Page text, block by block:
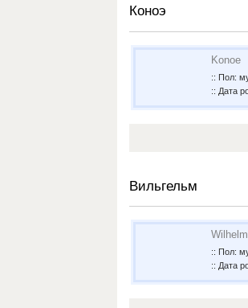
Коноэ
Konoe
:: Пол:
:: Дата
Вильгельм
Wilhelm
:: Пол:
:: Дата